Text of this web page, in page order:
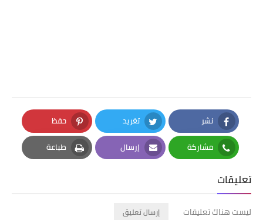
نشر
Facebook
تغريد
Twitter
حفظ
Pinterest
مشاركة
Whatsapp
إرسال
Email
طباعة
Print
تعليقات
ليست هناك تعليقات إرسال تعليق